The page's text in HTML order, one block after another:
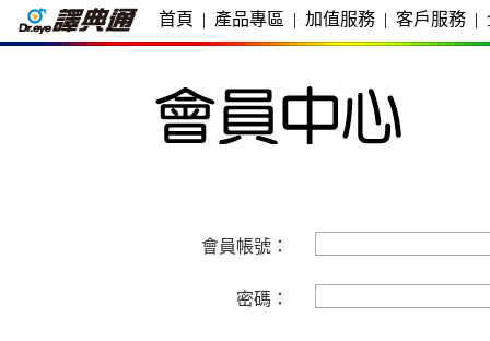
首頁 | 產品專區 | 加值服務 | 客戶服務 |
會員帳號：
密碼：